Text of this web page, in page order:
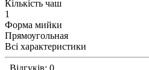
Кількість чаш
1
Форма мийки
Прямоугольная
Всі характеристики
Відгуків: 0